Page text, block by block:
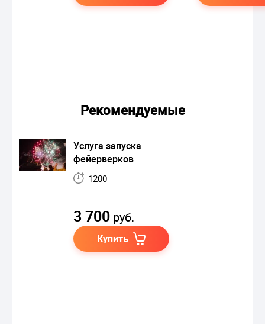
Рекомендуемые
Услуга запуска
фейерверков
1200
3 700 руб.
Купить